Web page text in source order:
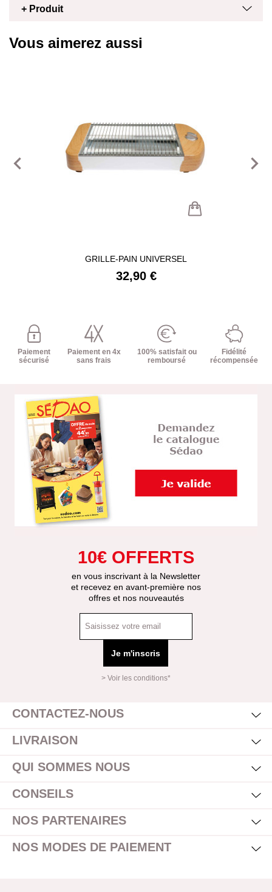
+ Produit
Vous aimerez aussi
GRILLE-PAIN UNIVERSEL
32,90 €
navigate_before navigate_next
Paiement
sécurisé
Paiement en 4x
sans frais
100% satisfait ou
remboursé
Fidélité
récompensée
10€ OFFERTS
en vous inscrivant à la Newsletter
et recevez en avant-première nos
offres et nos nouveautés
Je m'inscris
> Voir les conditions*
CONTACTEZ-NOUS
LIVRAISON
QUI SOMMES NOUS
CONSEILS
NOS PARTENAIRES
NOS MODES DE PAIEMENT